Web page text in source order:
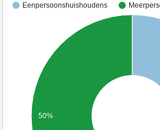
Eenpersoonshuishoudens
50%